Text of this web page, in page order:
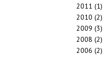
2011 (1)
2010 (2)
2009 (3)
2008 (2)
2006 (2)